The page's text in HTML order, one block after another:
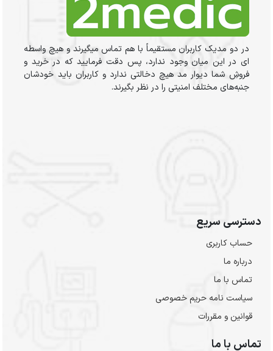
در دو مدیک کاربران مستقیماً با هم تماس میگیرند و هیچ واسطه
ای در این میان وجود ندارد، پس دقت فرمایید که در خرید و
فروشِ شما دیوار مد هیچ دخالتی ندارد و کاربران باید خودشان
جنبه‌های مختلف امنیتی را در نظر بگیرند.
دسترسی سریع
حساب کاربری
درباره ما
تماس با ما
سیاست نامه حریم خصوصی
قوانین و مقررات
تماس با ما